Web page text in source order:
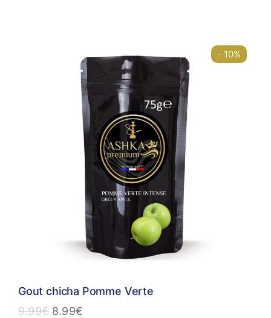
- 10%
Gout chicha Pomme Verte
9.99€ 8.99€